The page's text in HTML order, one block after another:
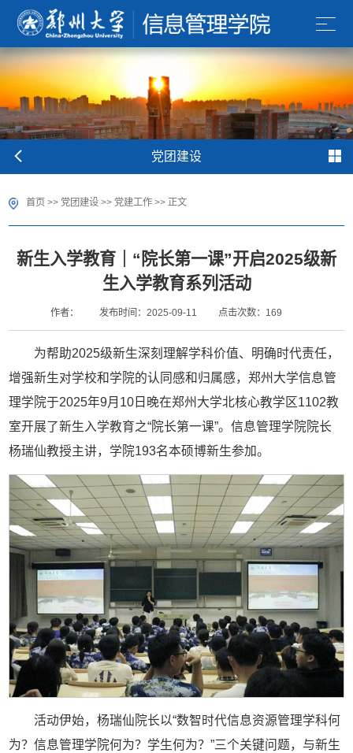
党团建设
首页 >> 党团建设 >> 党建工作 >> 正文
新生入学教育｜“院长第一课”开启2025级新
生入学教育系列活动
作者： 发布时间：2025-09-11 点击次数： 169
为帮助2025级新生深刻理解学科价值、明确时代责任，
增强新生对学校和学院的认同感和归属感，郑州大学信息管
理学院于2025年9月10日晚在郑州大学北核心教学区1102教
室开展了新生入学教育之“院长第一课”。信息管理学院院长
杨瑞仙教授主讲，学院193名本硕博新生参加。
活动伊始，杨瑞仙院长以“数智时代信息资源管理学科何
为？信息管理学院何为？学生何为？”三个关键问题，与新生